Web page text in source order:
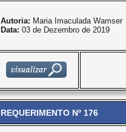
Autoria: Maria Imaculada Wamser
Data: 03 de Dezembro de 2019
REQUERIMENTO Nº 176